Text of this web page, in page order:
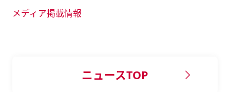
メディア掲載情報
ニュースTOP